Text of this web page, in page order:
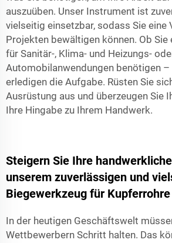
auszuüben. Unser Instrument ist
vielseitig einsetzbar, sodass Sie eine
Projekten bewältigen können. Ob Sie
für Sanitär-, Klima- und Heizungs-
Automobilanwendungen benötigen –
erledigen die Aufgabe. Rüsten Sie
Ausrüstung aus und überzeugen Sie
Ihre Hingabe zu Ihrem Handwerk.
Steigern Sie Ihre
unserem zuverlässigen und
Biegewerkzeug für Kupferrohre
In der heutigen Geschäftswelt
Wettbewerbern Schritt halten. Das